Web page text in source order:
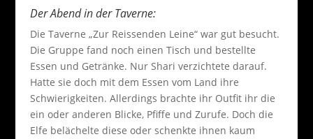
Der Abend in der Taverne:
Die Taverne „Zur Reissenden Leine“ war gut besucht.
Die Gruppe fand noch einen Tisch und bestellte
Essen und Getränke. Nur Shari verzichtete darauf.
Hatte sie doch mit dem Essen vom Land ihre
Schwierigkeiten. Allerdings brachte ihr Outfit ihr die
ein oder anderen Blicke, Pfiffe und Zurufe. Doch die
Elfe belächelte diese oder schenkte ihnen kaum